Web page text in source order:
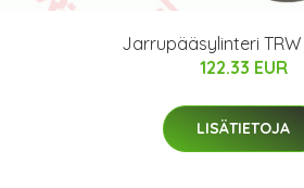
Jarrupääsylinteri TRW
122.33 EUR
LISÄTIETOJA